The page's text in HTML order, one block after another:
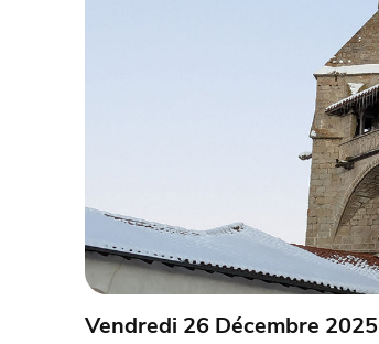
Vendredi 26 Décembre 2025